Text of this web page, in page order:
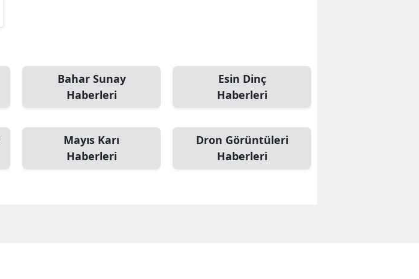
Erzincan
Erzurum
Gaziantep
Giresun
Bahar Sunay
Haberleri
Esin Dinç
Haberleri
Mayıs Karı
Haberleri
Dron Görüntüleri
Haberleri